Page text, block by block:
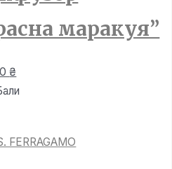
маракуя”
₴
ціна: